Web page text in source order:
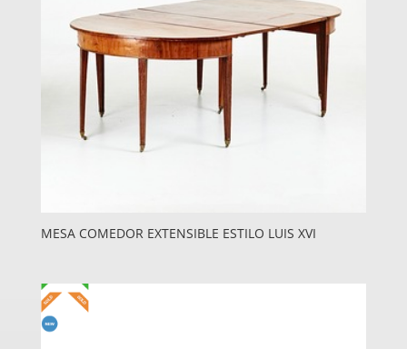
MESA COMEDOR EXTENSIBLE ESTILO LUIS XVI